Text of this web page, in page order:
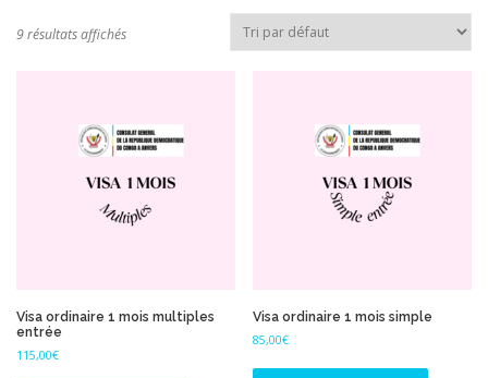
DEMANDE EN LIGNE RDCONGO
9 résultats affichés
Visa ordinaire 1 mois multiples
entrée
115,00€
Visa ordinaire 1 mois simple
85,00€